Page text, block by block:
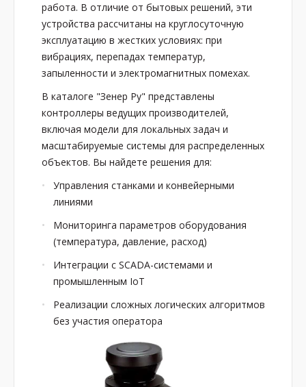
работа. В отличие от бытовых решений, эти
устройства рассчитаны на круглосуточную
эксплуатацию в жестких условиях: при
вибрациях, перепадах температур,
запыленности и электромагнитных помехах.
В каталоге "Зенер Ру" представлены
контроллеры ведущих производителей,
включая модели для локальных задач и
масштабируемые системы для распределенных
объектов. Вы найдете решения для:
Управления станками и конвейерными
линиями
Мониторинга параметров оборудования
(температура, давление, расход)
Интеграции с SCADA-системами и
промышленным IoT
Реализации сложных логических алгоритмов
без участия оператора